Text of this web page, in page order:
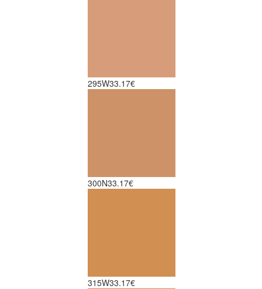
295W33.17€
300N33.17€
315W33.17€